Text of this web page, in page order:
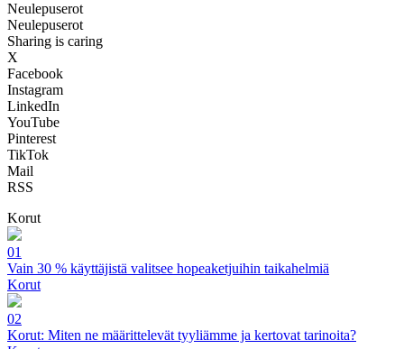
Neulepuserot
Neulepuserot
Sharing is caring
X
Facebook
Instagram
LinkedIn
YouTube
Pinterest
TikTok
Mail
RSS
Korut
01
Vain 30 % käyttäjistä valitsee hopeaketjuihin taikahelmiä
Korut
02
Korut: Miten ne määrittelevät tyyliämme ja kertovat tarinoita?